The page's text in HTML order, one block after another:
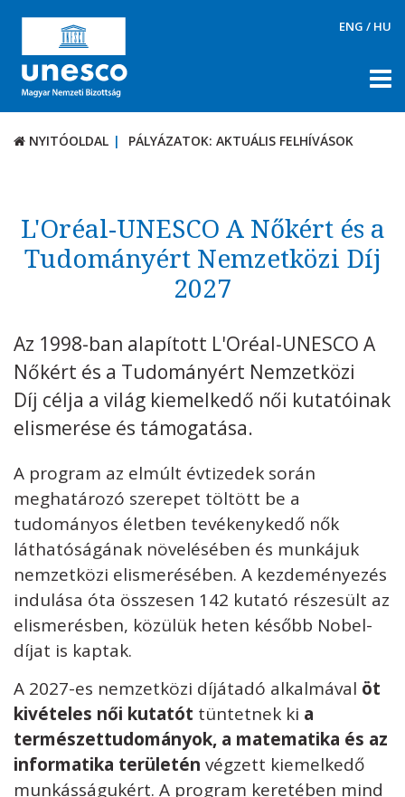
ENG / HU
NYITÓOLDAL PÁLYÁZATOK: AKTUÁLIS FELHÍVÁSOK
TÉMÁK
DOKUMENTUMTÁR
PÁLYÁZATOK / DÍJAK
UNESCO díjak
KAPCSOLAT
Kövess minket unescohungary
Adatkezelési tájékoztató Impresszum
Technikai információk
RSS
NYITÓOLDAL PÁLYÁZATOK: AKTUÁLIS FELHÍVÁSOK
L'Oréal-UNESCO A Nőkért és a
Tudományért Nemzetközi Díj
2027
Az 1998-ban alapított L'Oréal-UNESCO A
Nőkért és a Tudományért Nemzetközi
Díj célja a világ kiemelkedő női kutatóinak
elismerése és támogatása.
A program az elmúlt évtizedek során
meghatározó szerepet töltött be a
tudományos életben tevékenykedő nők
láthatóságának növelésében és munkájuk
nemzetközi elismerésében. A kezdeményezés
indulása óta összesen 142 kutató részesült az
elismerésben, közülük heten később Nobel-
díjat is kaptak.
A 2027-es nemzetközi díjátadó alkalmával öt
kivételes női kutatót tüntetnek ki a
természettudományok, a matematika és az
informatika területén végzett kiemelkedő
munkásságukért. A program keretében mind